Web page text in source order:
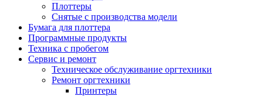
Плоттеры
Снятые с производства модели
Бумага для плоттера
Программные продукты
Техника с пробегом
Сервис и ремонт
Техническое обслуживание оргтехники
Ремонт оргтехники
Принтеры